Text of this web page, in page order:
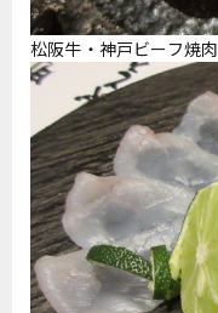
松阪牛・神戸ビーフ焼肉